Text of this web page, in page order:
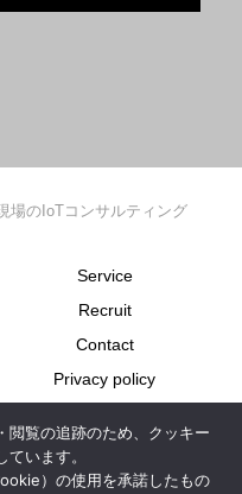
場のIoTコンサルティング
Service
Recruit
Contact
Privacy policy
て
All Rights Reserved.
閲覧の追跡のため、クッキー
ています。
）の使用を承諾したもの